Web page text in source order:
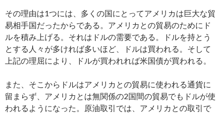
その理由は1つには、多くの国にとってアメリカは巨大な貿
易相手国だったからである。アメリカとの貿易のためにド
ルを積み上げる。それはドルの需要である。ドルを持とう
とする人々が多ければ多いほど、ドルは買われる。そして
上記の理屈により、ドルが買われれば米国債が買われる。
また、そこからドルはアメリカとの貿易に使われる通貨に
留まらず、アメリカとは無関係の2国間の貿易でもドルが使
われるようになった。原油取引では、アメリカとの取引で